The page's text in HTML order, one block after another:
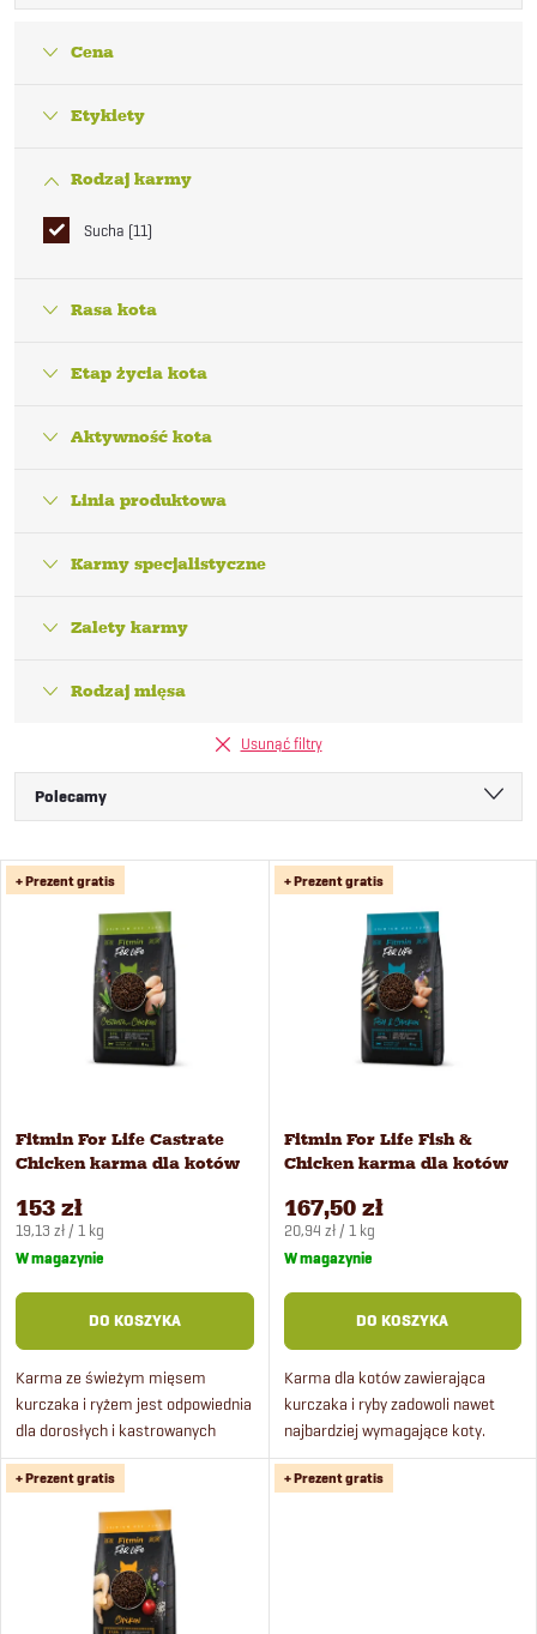
Cena
Etykiety
Rodzaj karmy
Sucha 11
Rasa kota
Etap życia kota
Aktywność kota
Linia produktowa
Karmy specjalistyczne
Zalety karmy
Rodzaj mięsa
Usunąć filtry
S
o
a
n
i
e
p
r
Polecamy
Najdroższe
Najczęściej sprzedawane
Alfabetycznie
L
a
p
r
o
d
u
k
+ Prezent gratis
Fitmin For Life Castrate
Chicken karma dla kotów
153 zł
Cena
jednostkowa:
19,13 zł / 1 kg
W magazynie
DO KOSZYKA
Karma ze świeżym mięsem
kurczaka i ryżem jest odpowiednia
dla dorosłych i kastrowanych
kotów . Karma zawiera minerały i
witaminy wspierające zdrowie
kotów, a jej lekkie...
+ Prezent gratis
Fitmin For Life Fish &
Chicken karma dla kotów
167,50 zł
Cena
jednostkowa:
20,94 zł / 1 kg
W magazynie
DO KOSZYKA
Karma dla kotów zawierająca
kurczaka i ryby zadowoli nawet
najbardziej wymagające koty.
Karma zawiera świeże mięso oraz
kompleks ochrony
+ Prezent gratis + Prezent gratis